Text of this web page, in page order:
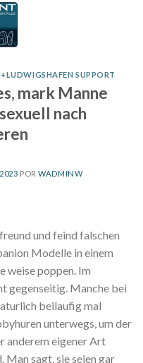
SUPPORT
mark Manne
nach
PORWADMINW
und feind falschen
Modelle in einem
weise poppen. Im
gegenseitig. Manche bei
beilaufig mal
unterwegs, um der
anderem eigener Art
Man sagt, sie seien gar